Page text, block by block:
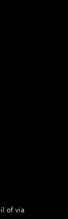
of via